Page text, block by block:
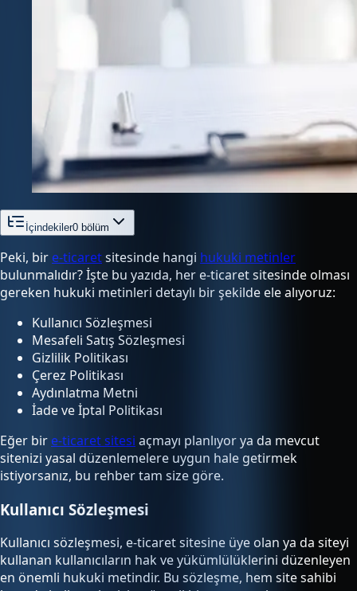
İçindekiler0 bölüm
Peki, bir e-ticaretsitesinde hangi hukuki metinler
bulunmalıdır? İşte bu yazıda, her e-ticaret sitesinde olması
gereken hukuki metinleri detaylı bir şekilde ele alıyoruz:
Kullanıcı Sözleşmesi
Mesafeli Satış Sözleşmesi
Gizlilik Politikası
Çerez Politikası
Aydınlatma Metni
İade ve İptal Politikası
Eğer bir e-ticaret sitesi açmayı planlıyor ya da mevcut
sitenizi yasal düzenlemelere uygun hale getirmek
istiyorsanız, bu rehber tam size göre.
Kullanıcı Sözleşmesi
Kullanıcı sözleşmesi, e-ticaret sitesine üye olan ya da siteyi
kullanan kullanıcıların hak ve yükümlülüklerini düzenleyen
en önemli hukuki metindir. Bu sözleşme, hem site sahibi